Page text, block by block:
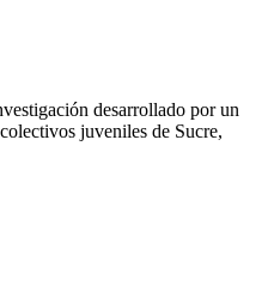
desarrollado por un
juveniles de Sucre,